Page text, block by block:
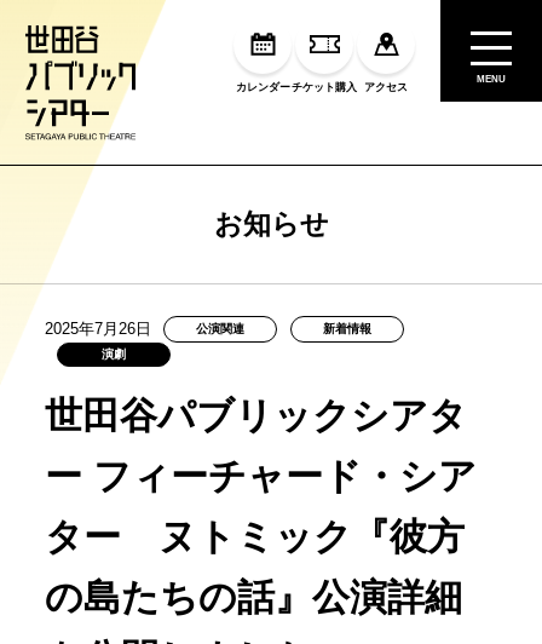
カレンダーチケット購入 アクセス
MENU
お知らせ
2025年7月26日 公演関連
新着情報
演劇
世田谷パブリックシアタ
ー フィーチャード・シア
ター ヌトミック『彼方
の島たちの話』公演詳細